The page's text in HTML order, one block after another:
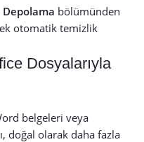
Depolama bölümünden
otomatik temizlik
Dosyalarıyla
belgeleri veya
doğal olarak daha fazla